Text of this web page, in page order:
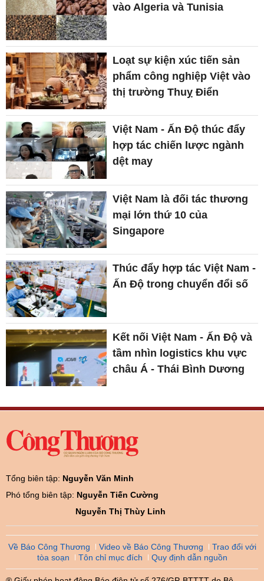
vào Algeria và Tunisia
Loạt sự kiện xúc tiến sản
phẩm công nghiệp Việt vào
thị trường Thuỵ Điển
Việt Nam - Ấn Độ thúc đẩy
hợp tác chiến lược ngành
dệt may
Việt Nam là đối tác thương
mại lớn thứ 10 của
Singapore
Thúc đẩy hợp tác Việt Nam -
Ấn Độ trong chuyển đổi số
Kết nối Việt Nam - Ấn Độ và
tầm nhìn logistics khu vực
châu Á - Thái Bình Dương
Tổng biên tập: Nguyễn Văn Minh
Phó tổng biên tập: Nguyễn Tiến Cường
Nguyễn Thị Thùy Linh
Về Báo Công Thương Video về Báo Công Thương
Trao đổi với
tòa soạn
Tôn chỉ mục đích Quy định dẫn nguồn